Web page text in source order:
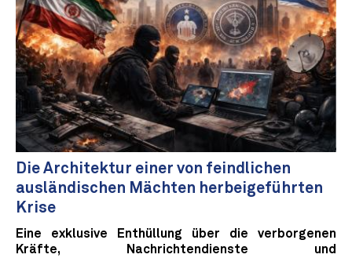
Die Architektur einer von feindlichen
ausländischen Mächten herbeigeführten
Krise
Eine exklusive Enthüllung über die verborgenen
Kräfte, Nachrichtendienste und